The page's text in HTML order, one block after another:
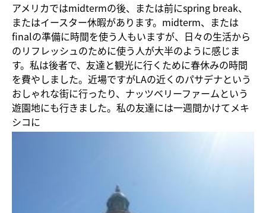
アメリカではmidtermの後、または前にspring break、
またはイースター休暇があります。midterm、または
finalの準備に時間を使う人もいますが、日々の生活から
のリフレッシュのために使う人が大半のように感じま
す。私は後者で、友達と観光に行くために春休みの時間
を費やしました。近場ですがLAの近くのパサデナという
おしゃれな街に行ったり、ナッツベリーファームという
遊園地にも行きました。私の友達には一週間かけてメキ
シコに